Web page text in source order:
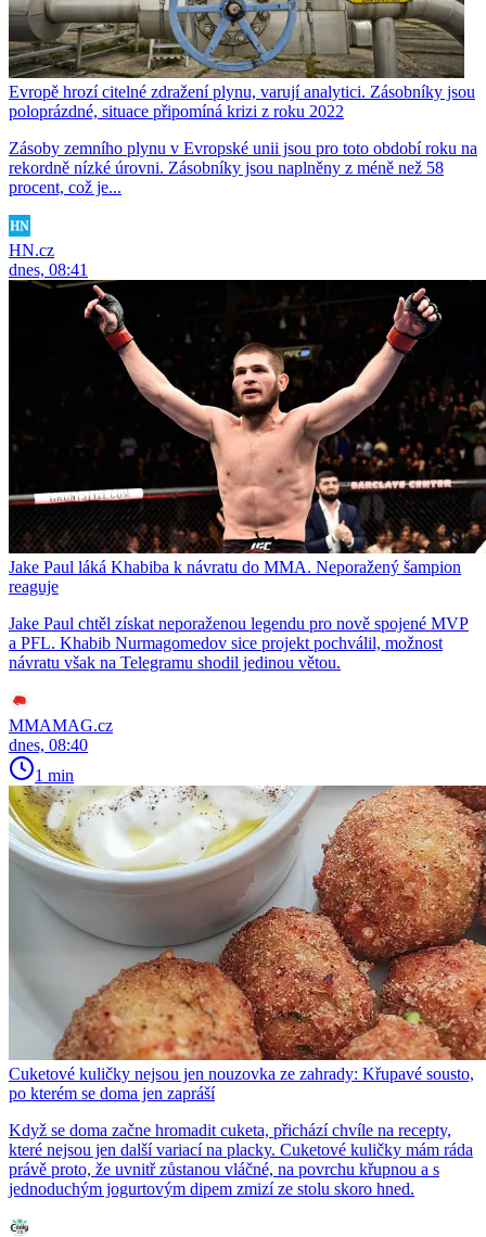
Evropě hrozí citelné zdražení plynu, varují analytici. Zásobníky jsou
poloprázdné, situace připomíná krizi z roku 2022
Zásoby zemního plynu v Evropské unii jsou pro toto období roku na
rekordně nízké úrovni. Zásobníky jsou naplněny z méně než 58
procent, což je...
HN.cz
dnes, 08:41
Jake Paul láká Khabiba k návratu do MMA. Neporažený šampion
reaguje
Jake Paul chtěl získat neporaženou legendu pro nově spojené MVP
a PFL. Khabib Nurmagomedov sice projekt pochválil, možnost
návratu však na Telegramu shodil jedinou větou.
MMAMAG.cz
dnes, 08:40
1 min
Cuketové kuličky nejsou jen nouzovka ze zahrady: Křupavé sousto,
po kterém se doma jen zapráší
Když se doma začne hromadit cuketa, přichází chvíle na recepty,
které nejsou jen další variací na placky. Cuketové kuličky mám ráda
právě proto, že uvnitř zůstanou vláčné, na povrchu křupnou a s
jednoduchým jogurtovým dipem zmizí ze stolu skoro hned.